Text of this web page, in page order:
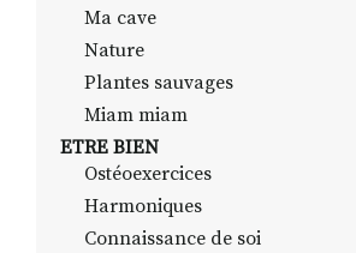
Ma cave
Nature
Plantes sauvages
Miam miam
ETRE BIEN
Ostéoexercices
Harmoniques
Connaissance de soi